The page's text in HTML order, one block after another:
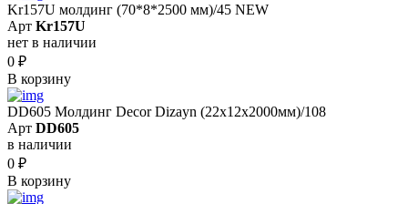
Kr157U молдинг (70*8*2500 мм)/45 NEW
Арт Kr157U
нет в наличии
0 ₽
В корзину
DD605 Молдинг Decor Dizayn (22х12x2000мм)/108
Арт DD605
в наличии
0 ₽
В корзину